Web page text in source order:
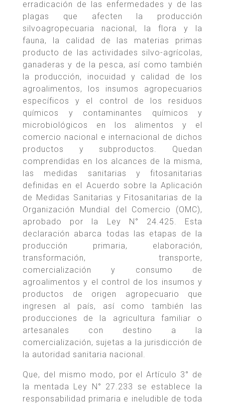
erradicación de las enfermedades y de las
plagas que afecten la producción
silvoagropecuaria nacional, la flora y la
fauna, la calidad de las materias primas
producto de las actividades silvo-agrícolas,
ganaderas y de la pesca, así como también
la producción, inocuidad y calidad de los
agroalimentos, los insumos agropecuarios
específicos y el control de los residuos
químicos y contaminantes químicos y
microbiológicos en los alimentos y el
comercio nacional e internacional de dichos
productos y subproductos. Quedan
comprendidas en los alcances de la misma,
las medidas sanitarias y fitosanitarias
definidas en el Acuerdo sobre la Aplicación
de Medidas Sanitarias y Fitosanitarias de la
Organización Mundial del Comercio (OMC),
aprobado por la Ley N° 24.425. Esta
declaración abarca todas las etapas de la
producción primaria, elaboración,
transformación, transporte,
comercialización y consumo de
agroalimentos y el control de los insumos y
productos de origen agropecuario que
ingresen al país, así como también las
producciones de la agricultura familiar o
artesanales con destino a la
comercialización, sujetas a la jurisdicción de
la autoridad sanitaria nacional.
Que, del mismo modo, por el Artículo 3° de
la mentada Ley N° 27.233 se establece la
responsabilidad primaria e ineludible de toda